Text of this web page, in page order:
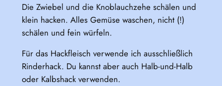
Die Zwiebel und die Knoblauchzehe schälen und
klein hacken. Alles Gemüse waschen, nicht (!)
schälen und fein würfeln.
Für das Hackfleisch verwende ich ausschließlich
Rinderhack. Du kannst aber auch Halb-und-Halb
oder Kalbshack verwenden.